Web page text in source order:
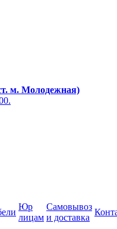
м. Молодежная)
Юр
лицам
Самовывоз
и доставка